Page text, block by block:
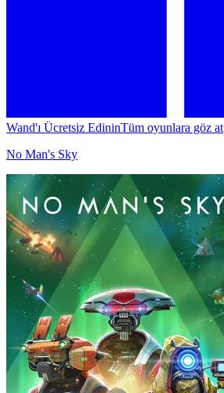
Wand'ı Ücretsiz EdininTüm oyunlara göz at
No Man's Sky